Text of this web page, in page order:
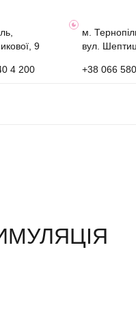
9
4 200
м.
вул.
+38 066